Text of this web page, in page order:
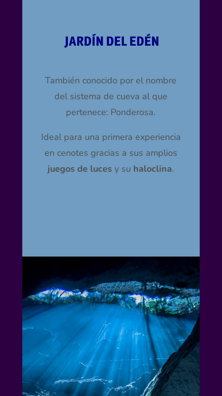
JARDÍN DEL EDÉN
También conocido por el nombre
del sistema de cueva al que
pertenece: Ponderosa.
Ideal para una primera experiencia
en cenotes gracias a sus amplios
juegos de luces y su haloclina.